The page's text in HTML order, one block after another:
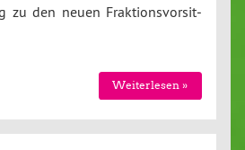
zu den neuen Frak­ti­ons­vor­sit­
Wei­ter­le­sen »